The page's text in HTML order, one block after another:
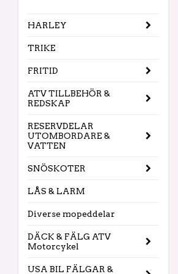
HARLEY
TRIKE
FRITID
ATV TILLBEHÖR &
REDSKAP
RESERVDELAR
UTOMBORDARE &
VATTEN
SNÖSKOTER
LÅS & LARM
Diverse mopeddelar
DÄCK & FÄLG ATV
Motorcykel
USA BIL FÄLGAR &